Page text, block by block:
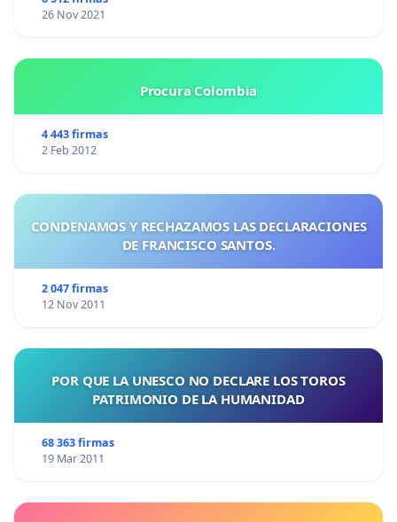
26 Nov 2021
Procura Colombia
4 443 firmas
2 Feb 2012
CONDENAMOS Y RECHAZAMOS LAS DECLARACIONES
DE FRANCISCO SANTOS.
2 047 firmas
12 Nov 2011
POR QUE LA UNESCO NO DECLARE LOS TOROS
PATRIMONIO DE LA HUMANIDAD
68 363 firmas
19 Mar 2011